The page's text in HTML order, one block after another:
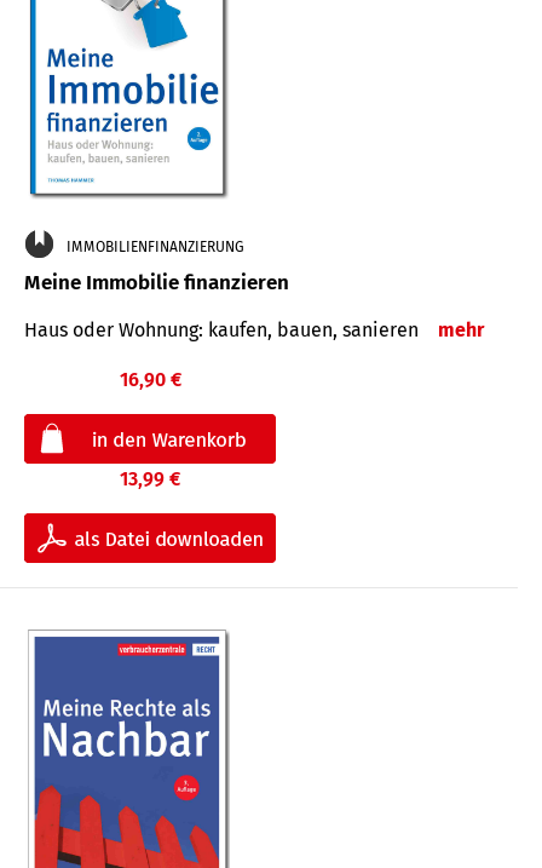
IMMOBILIENFINANZIERUNG
Meine Immobilie finanzieren
Haus oder Wohnung: kaufen, bauen, sanieren mehr
16,90 €
13,99 €